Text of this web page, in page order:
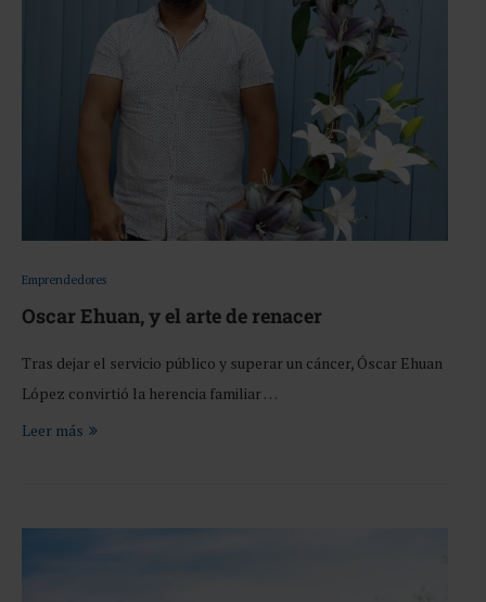
Emprendedores
Oscar Ehuan, y el arte de renacer
Tras dejar el servicio público y superar un cáncer, Óscar Ehuan
López convirtió la herencia familiar …
Leer más